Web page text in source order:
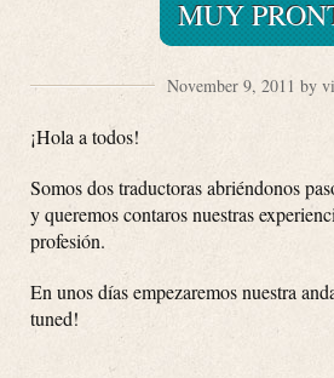
MUY
November 9, 2011 by
¡Hola a todos!
Somos dos traductoras abriéndonos
y queremos contaros nuestras
profesión.
En unos días empezaremos nuestra
tuned!